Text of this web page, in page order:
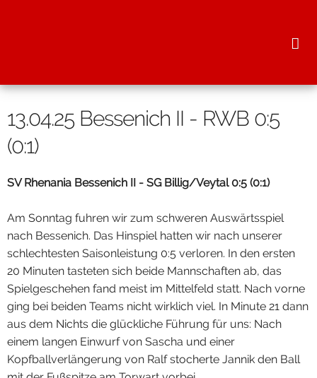
Foto
Spielberichte
Trainer
Spielberichte
Info
Minibambini
Bambini
F2-Jugend
F1-Jugend
Unsere Tanzgruppen
High Energy
Black Diamonds
Cheer Dance Company
Info
Vorstand
Sportanlage
Neuigkeiten
Rundgang
13.04.25 Bessenich II - RWB 0:5
(0:1)
SV Rhenania Bessenich II - SG Billig/Veytal 0:5 (0:1)
Am Sonntag fuhren wir zum schweren Auswärtsspiel
nach Bessenich. Das Hinspiel hatten wir nach unserer
schlechtesten Saisonleistung 0:5 verloren. In den ersten
20 Minuten tasteten sich beide Mannschaften ab, das
Spielgeschehen fand meist im Mittelfeld statt. Nach vorne
ging bei beiden Teams nicht wirklich viel. In Minute 21 dann
aus dem Nichts die glückliche Führung für uns: Nach
einem langen Einwurf von Sascha und einer
Kopfballverlängerung von Ralf stocherte Jannik den Ball